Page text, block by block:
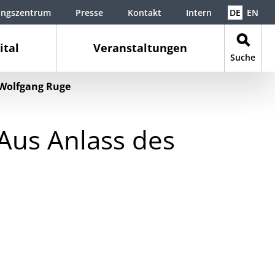
Veranstaltungen
Suche
Presse Kontakt Intern DE EN
Ruge
Anlass des